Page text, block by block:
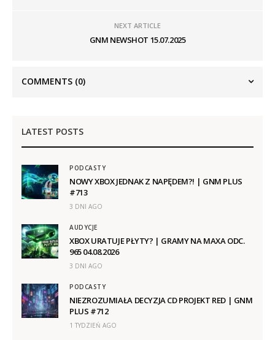
NEXT ARTICLE
GNM NEWSHOT 15.07.2025
COMMENTS (0)
LATEST POSTS
PODCASTY
NOWY XBOX JEDNAK Z NAPĘDEM?! | GNM PLUS
#713
3 DNI AGO
AUDYCJE
XBOX URATUJE PŁYTY? | GRAMY NA MAXA ODC.
965 04.08.2026
3 DNI AGO
PODCASTY
NIEZROZUMIAŁA DECYZJA CD PROJEKT RED | GNM
PLUS #712
1 TYDZIEŃ AGO